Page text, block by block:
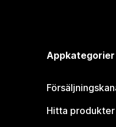
Appkategorier
Hitta produkter